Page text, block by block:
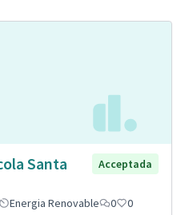
Santa
Acceptada
Energia Renovable 0 0